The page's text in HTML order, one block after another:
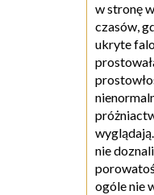
w stronę
czasów,
ukryte
nie
ogóle nie